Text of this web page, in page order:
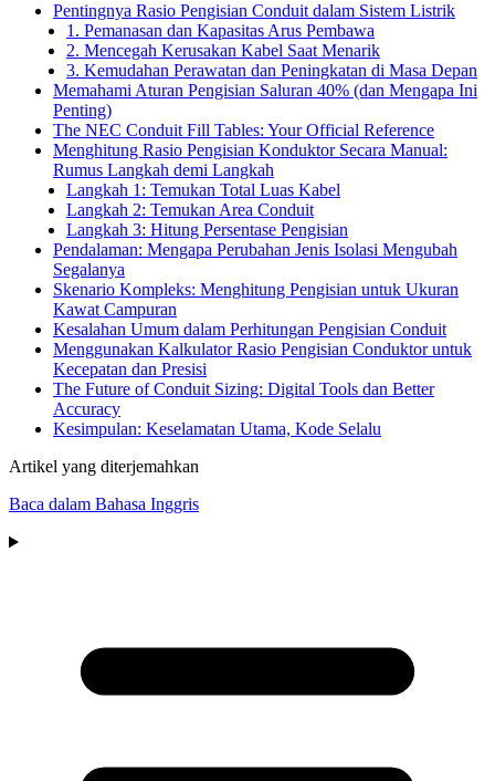
Pentingnya Rasio Pengisian Conduit dalam Sistem Listrik
1. Pemanasan dan Kapasitas Arus Pembawa
2. Mencegah Kerusakan Kabel Saat Menarik
3. Kemudahan Perawatan dan Peningkatan di Masa Depan
Memahami Aturan Pengisian Saluran 40% (dan Mengapa Ini
Penting)
The NEC Conduit Fill Tables: Your Official Reference
Menghitung Rasio Pengisian Konduktor Secara Manual:
Rumus Langkah demi Langkah
Langkah 1: Temukan Total Luas Kabel
Langkah 2: Temukan Area Conduit
Langkah 3: Hitung Persentase Pengisian
Pendalaman: Mengapa Perubahan Jenis Isolasi Mengubah
Segalanya
Skenario Kompleks: Menghitung Pengisian untuk Ukuran
Kawat Campuran
Kesalahan Umum dalam Perhitungan Pengisian Conduit
Menggunakan Kalkulator Rasio Pengisian Conduktor untuk
Kecepatan dan Presisi
The Future of Conduit Sizing: Digital Tools dan Better
Accuracy
Kesimpulan: Keselamatan Utama, Kode Selalu
Artikel yang diterjemahkan
Baca dalam Bahasa Inggris